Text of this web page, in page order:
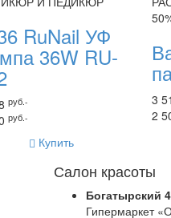
RuNail УФ
36W RU-
руб.-
руб.-
Купить
3
2
Салон красоты
Богатырский
Гипермаркет